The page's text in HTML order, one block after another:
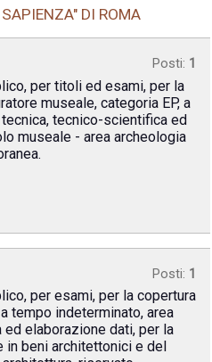
DI ROMA
Posti: 1
per titoli ed esami, per la
museale, categoria EP, a
tecnico-scientifica ed
museale - area archeologia
Posti: 1
per esami, per la copertura
tempo indeterminato, area
elaborazione dati, per la
beni architettonici e del